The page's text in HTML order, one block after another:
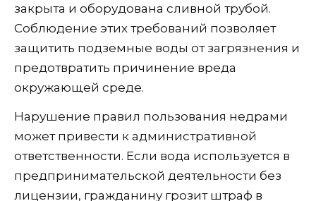
закрыта и оборудована сливной трубой.
Соблюдение этих требований позволяет
защитить подземные воды от загрязнения и
предотвратить причинение вреда
окружающей среде.
Нарушение правил пользования недрами
может привести к административной
ответственности. Если вода используется в
предпринимательской деятельности без
лицензии, гражданину грозит штраф в